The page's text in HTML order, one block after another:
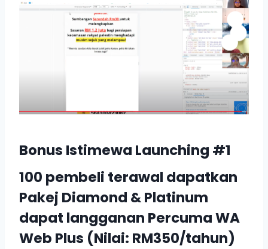
Bonus Istimewa Launching #1
100 pembeli terawal dapatkan
Pakej Diamond & Platinum
dapat langganan Percuma WA
Web Plus (Nilai: RM350/tahun)